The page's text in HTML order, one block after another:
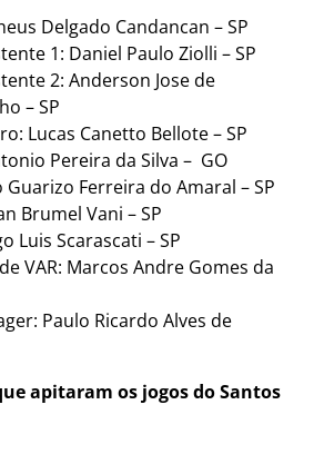
Delgado Candancan – SP
1: Daniel Paulo Ziolli – SP
2: Anderson Jose de
– SP
Lucas Canetto Bellote – SP
Pereira da Silva – GO
Guarizo Ferreira do Amaral – SP
Brumel Vani – SP
Luis Scarascati – SP
VAR: Marcos Andre Gomes da
Paulo Ricardo Alves de
apitaram os jogos do Santos